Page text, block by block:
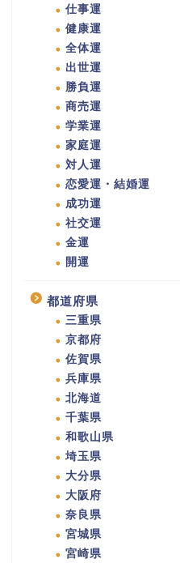
仕事運
健康運
全体運
出世運
勝負運
商売運
学業運
家庭運
対人運
恋愛運・結婚運
成功運
社交運
金運
開運
都道府県
三重県
京都府
佐賀県
兵庫県
北海道
千葉県
和歌山県
埼玉県
大分県
大阪府
奈良県
宮城県
宮崎県